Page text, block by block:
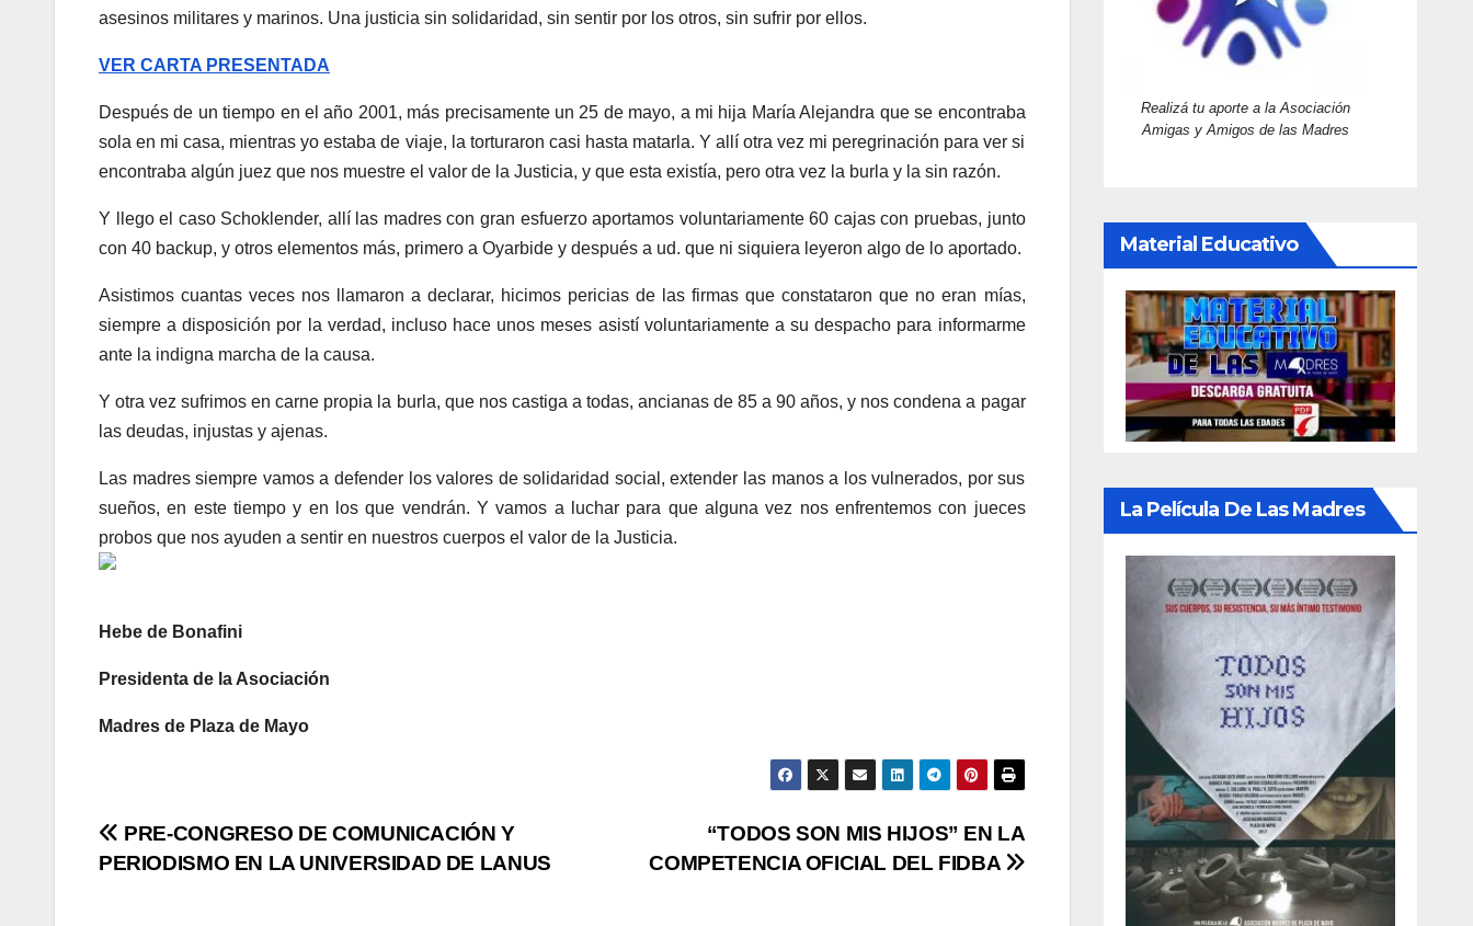
asesinos militares y marinos. Una justicia sin solidaridad, sin sentir por los otros, sin sufrir por ellos.
VER CARTA PRESENTADA
Después de un tiempo en el año 2001, más precisamente un 25 de mayo, a mi hija María Alejandra que se encontraba
sola en mi casa, mientras yo estaba de viaje, la torturaron casi hasta matarla. Y allí otra vez mi peregrinación para ver si
encontraba algún juez que nos muestre el valor de la Justicia, y que esta existía, pero otra vez la burla y la sin razón.
Y llego el caso Schoklender, allí las madres con gran esfuerzo aportamos voluntariamente 60 cajas con pruebas, junto
con 40 backup, y otros elementos más, primero a Oyarbide y después a ud. que ni siquiera leyeron algo de lo aportado.
Asistimos cuantas veces nos llamaron a declarar, hicimos pericias de las firmas que constataron que no eran mías,
siempre a disposición por la verdad, incluso hace unos meses asistí voluntariamente a su despacho para informarme
ante la indigna marcha de la causa.
Y otra vez sufrimos en carne propia la burla, que nos castiga a todas, ancianas de 85 a 90 años, y nos condena a pagar
las deudas, injustas y ajenas.
Las madres siempre vamos a defender los valores de solidaridad social, extender las manos a los vulnerados, por sus
sueños, en este tiempo y en los que vendrán. Y vamos a luchar para que alguna vez nos enfrentemos con jueces
probos que nos ayuden a sentir en nuestros cuerpos el valor de la Justicia.
Hebe de Bonafini
Presidenta de la Asociación
Madres de Plaza de Mayo
Navegación
“TODOS SON MIS HIJOS” EN LA
COMPETENCIA OFICIAL DEL FIDBA
PRE-CONGRESO DE COMUNICACIÓN Y
PERIODISMO EN LA UNIVERSIDAD DE LANUS
Realizá tu aporte a la Asociación
Amigas y Amigos de las Madres
Material Educativo
La Película De Las Madres